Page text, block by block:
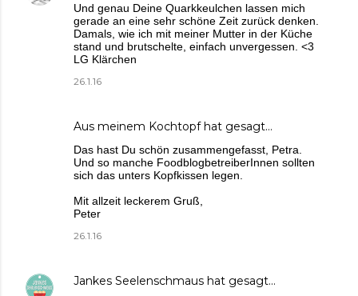
Und genau Deine Quarkkeulchen lassen mich
gerade an eine sehr schöne Zeit zurück denken.
Damals, wie ich mit meiner Mutter in der Küche
stand und brutschelte, einfach unvergessen. <3
LG Klärchen
26.1.16
Aus meinem Kochtopfhat gesagt…
Das hast Du schön zusammengefasst, Petra.
Und so manche FoodblogbetreiberInnen sollten
sich das unters Kopfkissen legen.
Mit allzeit leckerem Gruß,
Peter
26.1.16
Jankes Seelenschmaus hat gesagt…